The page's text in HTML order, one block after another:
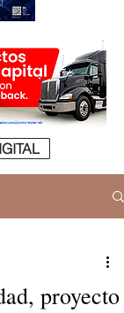
proyecto